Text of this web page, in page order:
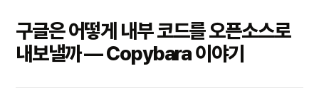
구글은 어떻게 내부 코드를 오픈소스로
내보낼까 — Copybara 이야기